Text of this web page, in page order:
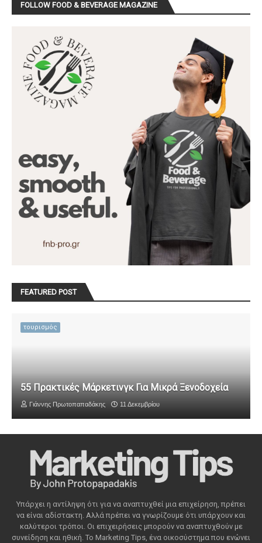
FOLLOW FOOD & BEVERAGE MAGAZINE
FEATURED POST
τουρισμός
55 Πρακτικές Μάρκετινγκ Για Μικρά Ξενοδοχεία
Γιάννης Πρωτοπαπαδάκης 11 Δεκεμβρίου
Υπάρχει η αντίληψη ότι για να αναπτυχθεί μια επιχείρηση, πρέπει
να είναι αδίστακτη. Αλλά πρέπει να γνωρίζουμε ότι υπάρχουν και
καλύτεροι τρόποι. Οι επιχειρήσεις μπορούν να αναπτυχθούν με
συνείδηση ​​και ηθική. Το Marketing Tips, ένα οικοσύστημα που ενώνει